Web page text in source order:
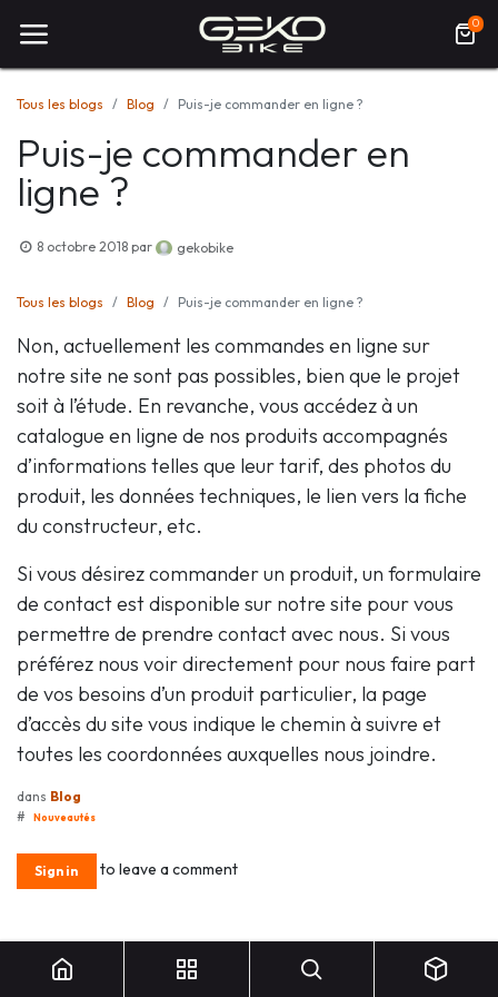
0
Tous les blogs Blog Puis-je commander en ligne ?
Puis-je commander en
ligne ?
8 octobre 2018 par gekobike
Tous les blogs Blog Puis-je commander en ligne ?
Non, actuellement les commandes en ligne sur
notre site ne sont pas possibles, bien que le projet
soit à l’étude. En revanche, vous accédez à un
catalogue en ligne de nos produits accompagnés
d’informations telles que leur tarif, des photos du
produit, les données techniques, le lien vers la fiche
du constructeur, etc.
Si vous désirez commander un produit, un formulaire
de contact est disponible sur notre site pour vous
permettre de prendre contact avec nous. Si vous
préférez nous voir directement pour nous faire part
de vos besoins d’un produit particulier, la page
d’accès du site vous indique le chemin à suivre et
toutes les coordonnées auxquelles nous joindre.
dans Blog
#
Nouveautés
Sign in to leave a comment